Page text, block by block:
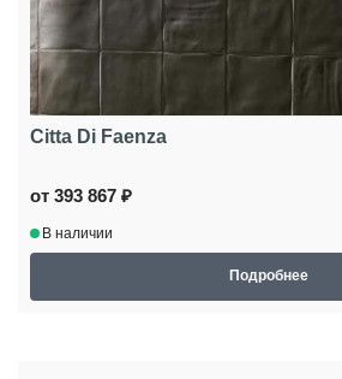
Citta Di Faenza
от 393 867 ₽
В наличии
Подробнее